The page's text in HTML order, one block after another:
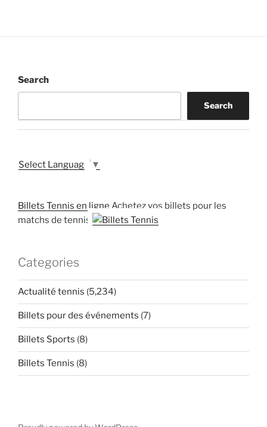
Search
Search
Select Language ▼
Billets Tennis en ligne Achetez vos billets pour les
matchs de tennis
Categories
Actualité tennis (5,234)
Billets pour des événements (7)
Billets Sports (8)
Billets Tennis (8)